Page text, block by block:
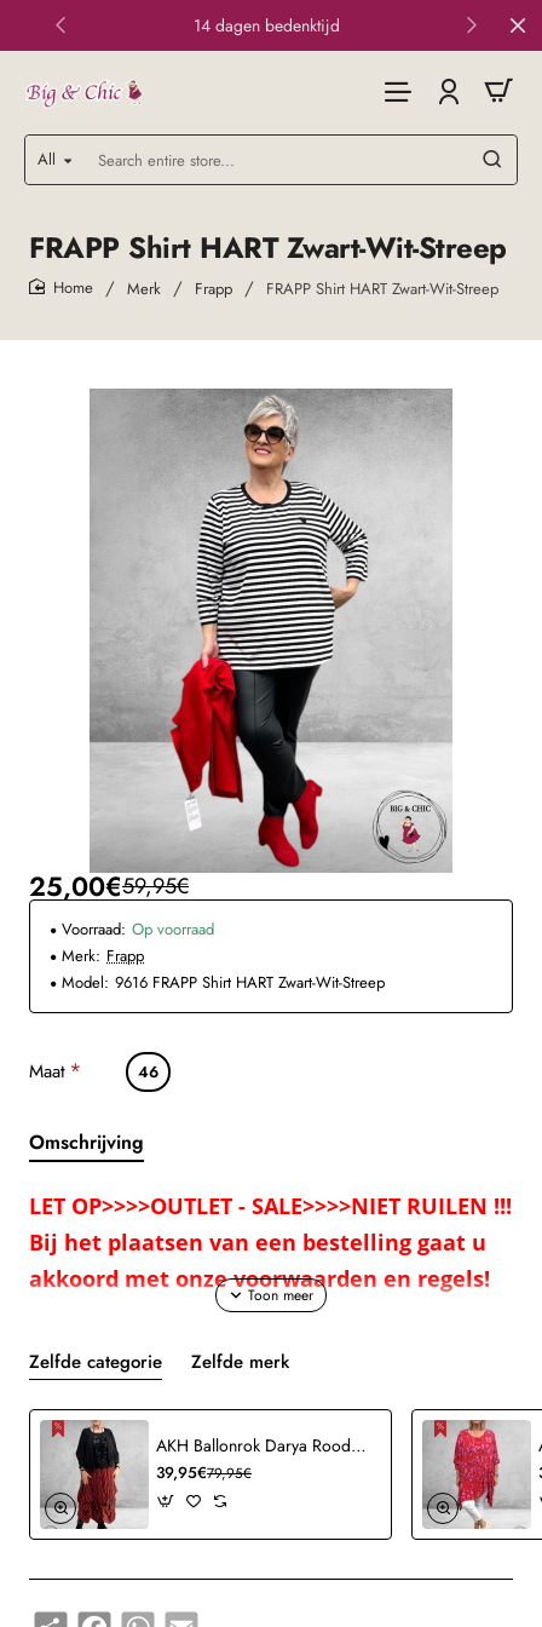
14 dagen bedenktijd
All
Search
entire
FRAPP Shirt HART Zwart-Wit-Streep
Merk Frapp FRAPP Shirt HART Zwart-Wit-Streep
25,00€59,95€
Voorraad: Op voorraad
Merk: Frapp
Model: 9616 FRAPP Shirt HART Zwart-Wit-Streep
Maat 46
Omschrijving
LET OP>>>>OUTLET - SALE>>>>NIET RUILEN !!!
Bij het plaatsen van een bestelling gaat u
akkoord met onze voorwaarden en regels!
Super leuk shirt dat makkelijk te combineren is.
Prachtig met de lange blazer in rood.
Details:
* strepen shirt
* hart applicatie
* kleine splitten aan zijkant
Zelfde categorie Zelfde merk
AKH Ballonrok Darya Rood/Zwart
39,95€79,95€
Share FacebookWhatsApp
Email